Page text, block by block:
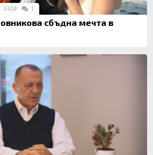
сбъдна мечта в
3304 1